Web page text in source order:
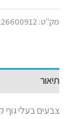
מק"ט:
תיאור
צבעים בעלי גוף